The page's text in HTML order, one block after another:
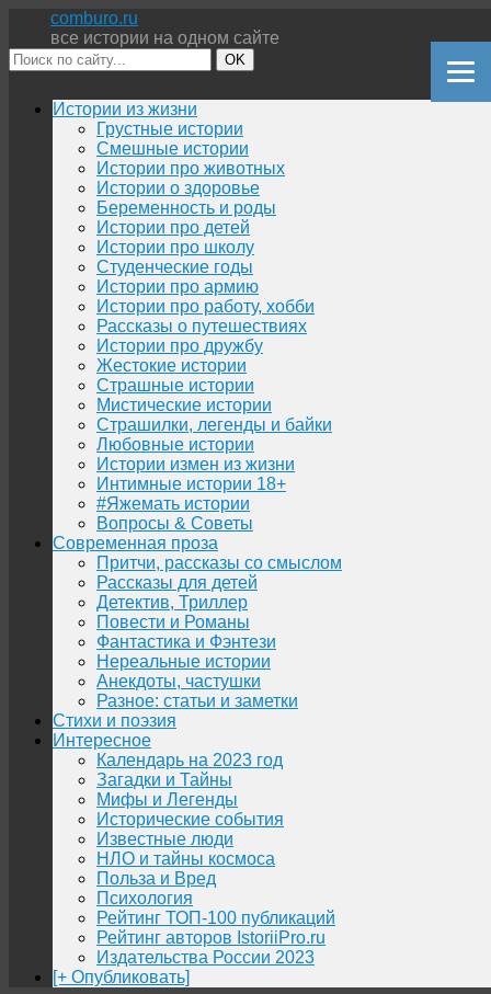
comburo.ru
все истории на одном сайте
OK
Перейти
содержимому
Истории из жизни
Грустные истории
Смешные истории
Истории про животных
Истории о здоровье
Беременность и роды
Истории про детей
Истории про школу
Студенческие годы
Истории про армию
Истории про работу, хобби
Рассказы о путешествиях
Истории про дружбу
Жестокие истории
Страшные истории
Мистические истории
Страшилки, легенды и байки
Любовные истории
Истории измен из жизни
Интимные истории 18+
#Яжемать истории
Вопросы & Советы
Современная проза
Притчи, рассказы со смыслом
Рассказы для детей
Детектив, Триллер
Повести и Романы
Фантастика и Фэнтези
Нереальные истории
Анекдоты, частушки
Разное: статьи и заметки
Стихи и поэзия
Интересное
Календарь на 2023 год
Загадки и Тайны
Мифы и Легенды
Исторические события
Известные люди
НЛО и тайны космоса
Польза и Вред
Психология
Рейтинг ТОП-100 публикаций
Рейтинг авторов IstoriiPro.ru
Издательства России 2023
[+ Опубликовать]